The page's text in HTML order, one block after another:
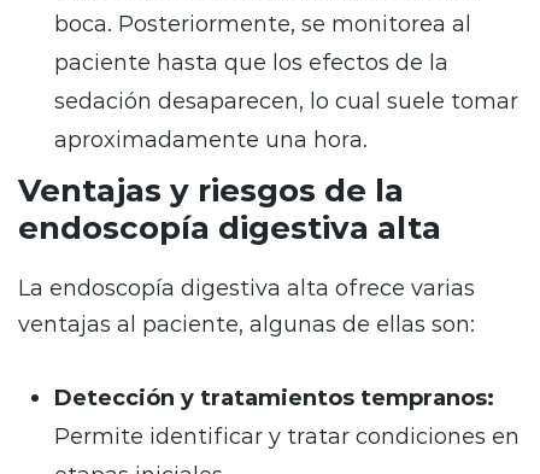
boca. Posteriormente, se monitorea al
paciente hasta que los efectos de la
sedación desaparecen, lo cual suele tomar
aproximadamente una hora.
Ventajas y riesgos de la
endoscopía digestiva alta
La endoscopía digestiva alta ofrece varias
ventajas al paciente, algunas de ellas son:
Detección y tratamientos tempranos:
Permite identificar y tratar condiciones en